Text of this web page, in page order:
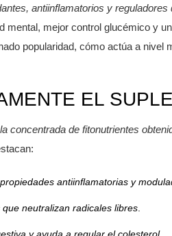
antiinflamatorios y reguladores
mental, mejor control glucémico y
popularidad, cómo actúa a nivel
EL
concentrada de fitonutrientes
antiinflamatorias y
neutralizan radicales libres
y ayuda a regular el colesterol.